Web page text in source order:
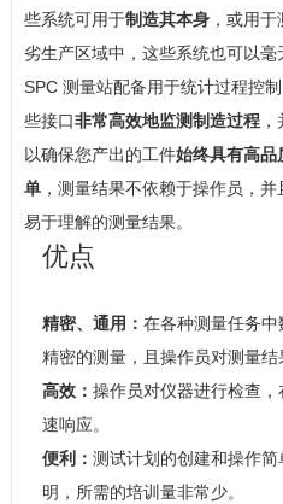
些系统可用于制造其本身，或用于
劣生产区域中，这些系统也可以毫
SPC 测量站配备用于统计过程控
些接口非常高效地监测制造过程，
以确保您产出的工件始终具有高品
单，测量结果不依赖于操作员，
易于理解的测量结果。
优点
精密、通用： 在各种测量任务中
精密的测量，且操作员对测量结
高效： 操作员对仪器进行检查，
速响应。
便利： 测试计划的创建和操作
明，所需的培训量非常少。